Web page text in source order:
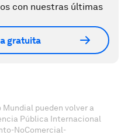
con nuestras últimas
gratuita
pueden volver a
Pública Internacional
NoComercial-